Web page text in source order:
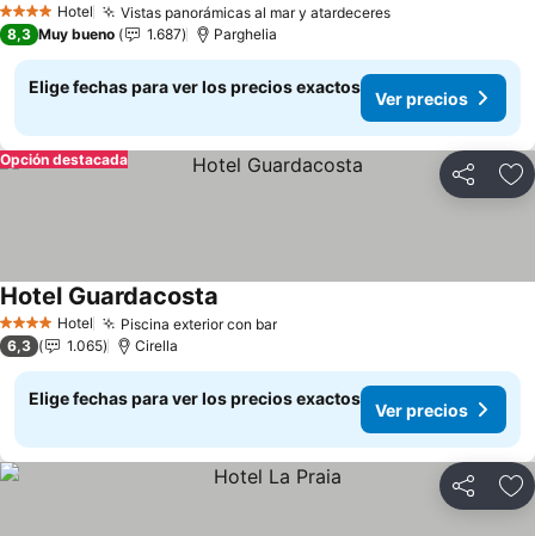
4 EstrellasHotel Vistas panorámicas al mar y atardeceres
8,3 Muy bueno 1.687 Parghelia
Elige fechas para ver los precios exactos
Ver precios
Compartir
Opción destacada
4 EstrellasHotel Piscina exterior con bar
Hotel Guardacosta
6,3 1.065 Cirella
Elige fechas para ver los precios exactos
Ver precios
Compartir